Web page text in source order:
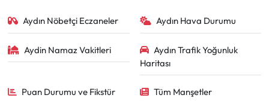
Aydın Nöbetçi Eczaneler Aydın Hava Durumu
Aydin Namaz Vakitleri
Aydın Trafik Yoğunluk
Haritası
Puan Durumu ve Fikstür Tüm Manşetler